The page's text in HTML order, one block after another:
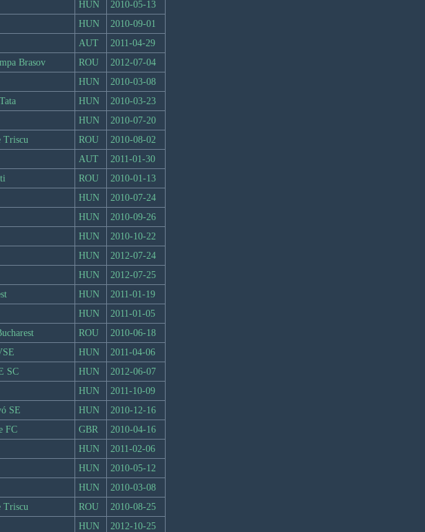
HUN
2010-05-13
HUN
2010-09-01
AUT
2011-04-29
Brasov ROU
2012-07-04
HUN
2010-03-08
HUN
2010-03-23
HUN
2010-07-20
Triscu ROU
2010-08-02
AUT
2011-01-30
ROU
2010-01-13
HUN
2010-07-24
HUN
2010-09-26
HUN
2010-10-22
HUN
2012-07-24
HUN
2012-07-25
HUN
2011-01-19
HUN
2011-01-05
ROU
2010-06-18
HUN
2011-04-06
SC HUN
2012-06-07
HUN
2011-10-09
SE HUN
2010-12-16
FC GBR
2010-04-16
HUN
2011-02-06
HUN
2010-05-12
HUN
2010-03-08
Triscu ROU
2010-08-25
HUN
2012-10-25